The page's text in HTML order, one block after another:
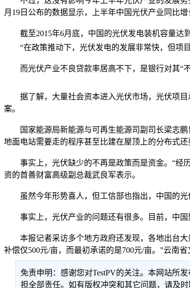
月19日公布的数据显示，上半年中国光伏产业同比增
截至2015年6月底，中国的光伏发电装机容量达到
“在政策推动下，光伏发电的发展非常快，但项目
而光伏产业不良贷款率居高不下，是银行对其“不
据了解，大量社会资本进入光伏市场，光伏项目
案。
国家能源局新能源与可再生能源司副司长梁志鹏
地面电站需要走的程序甚至比建在屋顶上的分布式
事实上，光伏缺少的不再是政策而是资金。“经历
资的首善财富高级副总裁武良军表示。
虽然今年形势喜人，但工信部也指出，中国的光
事实上，光伏产业的问题还有很多。目前，中国
本报记者采访多个地方政府还发现，各地出台大
补偿仅500元/亩，而最初承诺的是700元/亩。”云南
免责申明：感谢您对TestPV的关注。本网站所
担全部责任。如有版权冲突和其它问题，请及